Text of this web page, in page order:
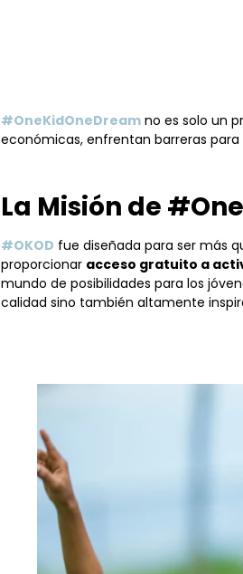
#OneKidOneDream no es solo un
económicas, enfrentan barreras
La Misión de
#OKOD fue diseñada para ser más
proporcionar acceso gratuito a
mundo de posibilidades para los
calidad sino también altamente